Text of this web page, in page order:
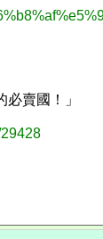
必賣國！」